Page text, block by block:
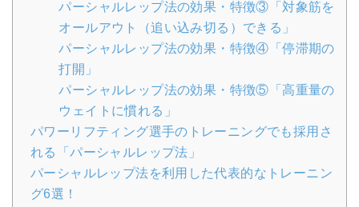
パーシャルレップ法の効果・特徴③「対象筋を
オールアウト（追い込み切る）できる」
パーシャルレップ法の効果・特徴④「停滞期の
打開」
パーシャルレップ法の効果・特徴⑤「高重量の
ウェイトに慣れる」
パワーリフティング選手のトレーニングでも採用さ
れる「パーシャルレップ法」
パーシャルレップ法を利用した代表的なトレーニン
グ6選！